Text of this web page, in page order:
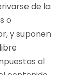
de la
o
y suponen
al